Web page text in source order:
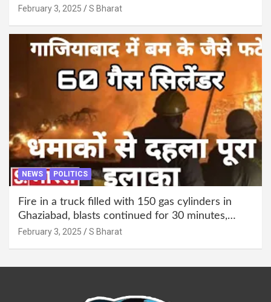
this too @SBharat
February 3, 2025 S Bharat
NEWS POLITICS
Fire in a truck filled with 150 gas cylinders in
Ghaziabad, blasts continued for 30 minutes,
people left their homes and ran away @SBharat
February 3, 2025 S Bharat